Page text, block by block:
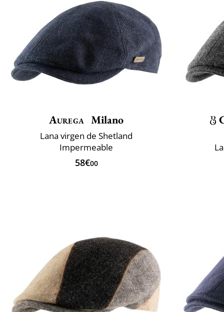
Aurega Milano
Lana virgen de Shetland
Impermeable
58€00